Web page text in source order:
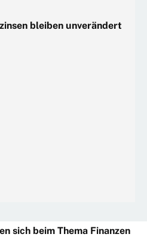
bleiben unverändert
sich beim Thema Finanzen